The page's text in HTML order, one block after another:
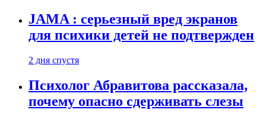
JAMA : серьезный вред экранов
для психики детей не подтвержден
2 дня спустя
Психолог Абравитова рассказала,
почему опасно сдерживать слезы